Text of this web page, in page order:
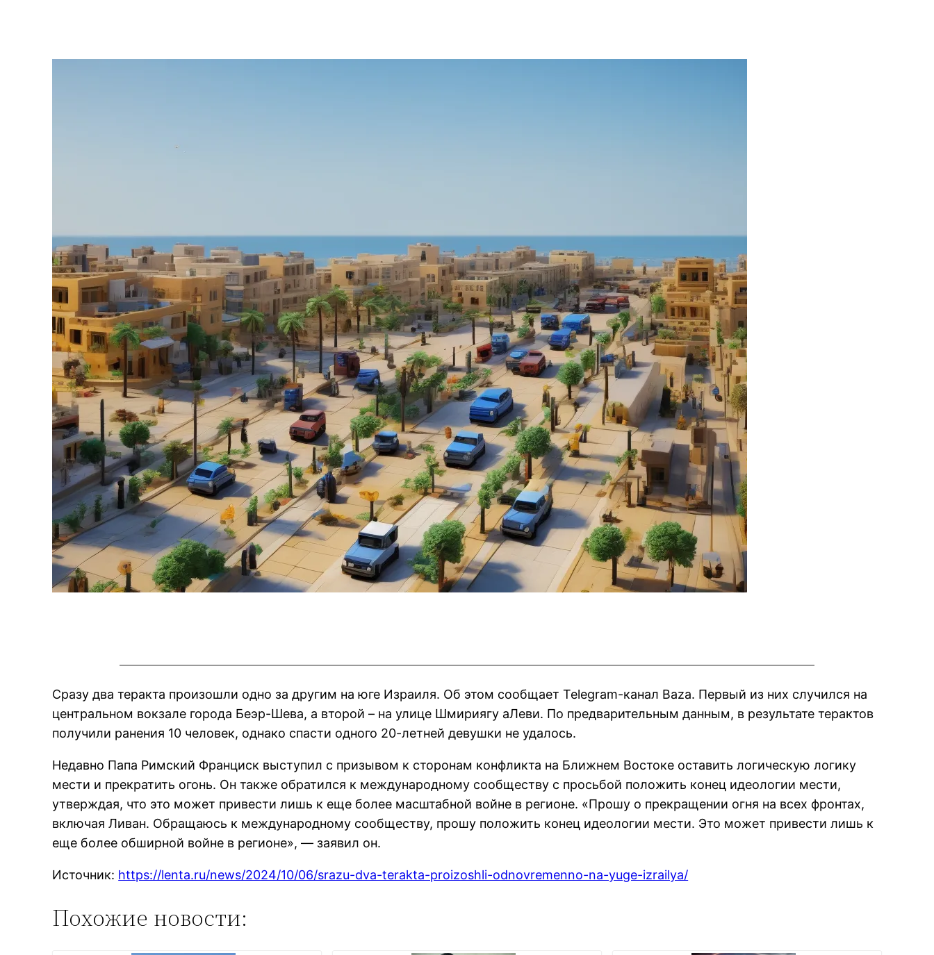
Сразу два теракта произошли одно за другим на юге Израиля. Об этом сообщает Telegram-канал Baza. Первый из них случился на
центральном вокзале города Беэр-Шева, а второй – на улице Шмириягу аЛеви. По предварительным данным, в результате терактов
получили ранения 10 человек, однако спасти одного 20-летней девушки не удалось.
Недавно Папа Римский Франциск выступил с призывом к сторонам конфликта на Ближнем Востоке оставить логическую логику
мести и прекратить огонь. Он также обратился к международному сообществу с просьбой положить конец идеологии мести,
утверждая, что это может привести лишь к еще более масштабной войне в регионе. «Прошу о прекращении огня на всех фронтах,
включая Ливан. Обращаюсь к международному сообществу, прошу положить конец идеологии мести. Это может привести лишь к
еще более обширной войне в регионе», — заявил он.
Источник: https://lenta.ru/news/2024/10/06/srazu-dva-terakta-proizoshli-odnovremenno-na-yuge-izrailya/
Похожие новости: